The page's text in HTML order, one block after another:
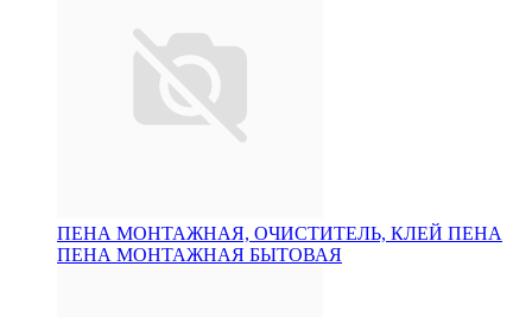
ПЕНА МОНТАЖНАЯ, ОЧИСТИТЕЛЬ, КЛЕЙ ПЕНА
ПЕНА МОНТАЖНАЯ БЫТОВАЯ